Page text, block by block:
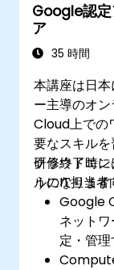
Google認定
ア
35 時間
本講座は日
ー主導のオ
Cloud上での
要なスキル
クラウドエ
ルのIT担当者
研修終了時
うになりま
Google
ネット
定・管理